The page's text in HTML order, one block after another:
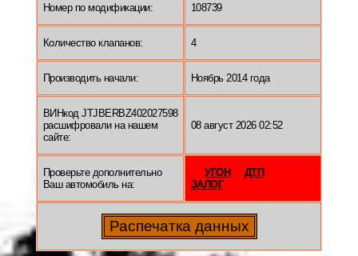
Номер по модификации: 108739
Количество клапанов: 4
Производить начали: Ноябрь 2014 года
ВИНкод JTJBERBZ402027598
расшифровали на нашем
сайте:
08 август 2026 02:52
Проверьте дополнительно
Ваш автомобиль на:
УГОН
ДТП
ЗАЛОГ